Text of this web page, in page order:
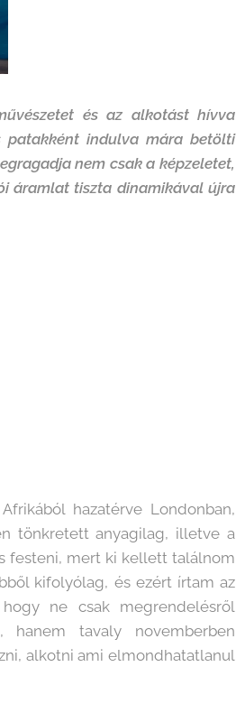
és az alkotást hívva
patakként indulva mára betölti
nem csak a képzeletet,
áramlat tiszta dinamikával újra
hazatérve Londonban,
tönkretett anyagilag, illetve a
festeni, mert ki kellett találnom
kifolyólag, és ezért írtam az
ne csak megrendelésről
tavaly novemberben
alkotni ami elmondhatatlanul